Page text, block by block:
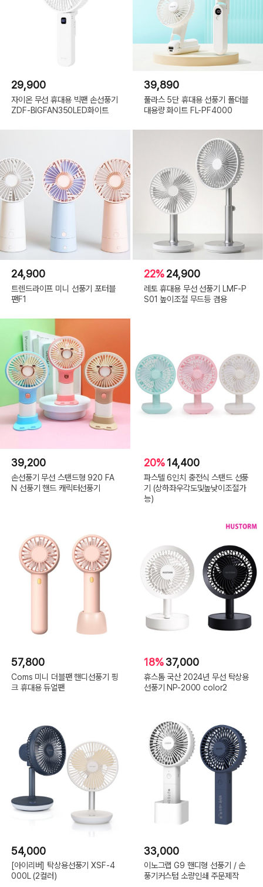
29,900
자이온 무선 휴대용 빅팬 손선풍기
ZDF-BIGFAN350LED화이트
39,890
풀라스 5단 휴대용 선풍기 폴더블
대용량 화이트 FL-PF4000
24,900
트렌드라이프 미니 선풍기 포터블
팬F1
22%24,900
레토 휴대용 무선 선풍기 LMF-P
S01 높이조절 무드등 겸용
39,200
손선풍기 무선 스탠드형 920 FA
N 선풍기 핸드 캐릭터선풍기
20%14,400
파스텔 6인치 충전식 스탠드 선풍
기 (상하좌우각도및높낮이조절가
능)
57,800
Coms 미니 더블팬 핸디선풍기 핑
크 휴대용 듀얼팬
18%37,000
휴스톰 국산 2024년 무선 탁상용
선풍기 NP-2000 color2
54,000
[아이리버] 탁상용선풍기 XSF-4
000L (2컬러)
33,000
이노그랩 G9 핸디형 선풍기 / 손
풍기커스텀 소량인쇄 주문제작